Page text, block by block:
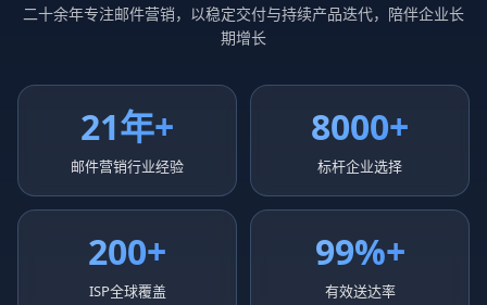
二十余年专注邮件营销，以稳定交付与持续产品迭代，陪伴企业长
期增长
21年+
邮件营销行业经验
8000+
标杆企业选择
200+
ISP全球覆盖
99%+
有效送达率